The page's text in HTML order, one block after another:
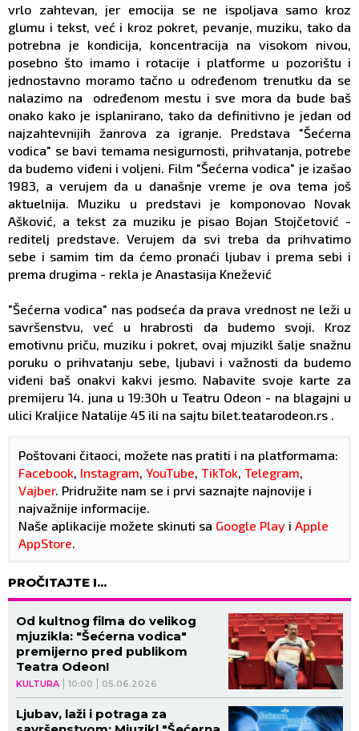
vrlo zahtevan, jer emocija se ne ispoljava samo kroz
glumu i tekst, već i kroz pokret, pevanje, muziku, tako da
potrebna je kondicija, koncentracija na visokom nivou,
posebno što imamo i rotacije i platforme u pozorištu i
jednostavno moramo tačno u određenom trenutku da se
nalazimo na određenom mestu i sve mora da bude baš
onako kako je isplanirano, tako da definitivno je jedan od
najzahtevnijih žanrova za igranje. Predstava "Šećerna
vodica" se bavi temama nesigurnosti, prihvatanja, potrebe
da budemo viđeni i voljeni. Film "Šećerna vodica" je izašao
1983, a verujem da u današnje vreme je ova tema još
aktuelnija. Muziku u predstavi je komponovao Novak
Ašković, a tekst za muziku je pisao Bojan Stojčetović -
reditelj predstave. Verujem da svi treba da prihvatimo
sebe i samim tim da ćemo pronaći ljubav i prema sebi i
prema drugima - rekla je Anastasija Knežević
"Šećerna vodica" nas podseća da prava vrednost ne leži u
savršenstvu, već u hrabrosti da budemo svoji. Kroz
emotivnu priču, muziku i pokret, ovaj mjuzikl šalje snažnu
poruku o prihvatanju sebe, ljubavi i važnosti da budemo
viđeni baš onakvi kakvi jesmo. Nabavite svoje karte za
premijeru 14. juna u 19:30h u Teatru Odeon - na blagajni u
ulici Kraljice Natalije 45 ili na sajtu bilet.teatarodeon.rs .
Poštovani čitaoci, možete nas pratiti i na platformama:
Facebook Instagram YouTube TikTok Telegram
Vajber. Pridružite nam se i prvi saznajte najnovije i
najvažnije informacije.
Naše aplikacije možete skinuti sa Google Play i Apple
AppStore
PROČITAJTE I...
KULTURA 10:00 05.06.2026
Od kultnog filma do velikog
mjuzikla: "Šećerna vodica"
premijerno pred publikom
Teatra Odeon!
Ljubav, laži i potraga za